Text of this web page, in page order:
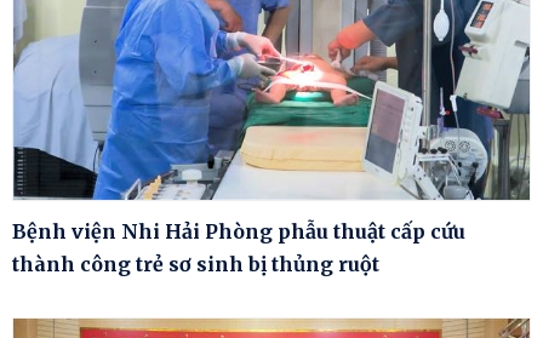
Bệnh viện Nhi Hải Phòng phẫu thuật cấp cứu
thành công trẻ sơ sinh bị thủng ruột